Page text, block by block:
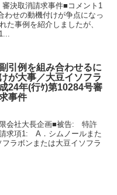
決取消請求事件■コメント1
わせの動機付けが争点になっ
た事例を紹介しましたが、
引例を組み合わせるに
が大事／大豆イソフラ
24年(行ｹ)第10284号審
事件
会社大長企画■被告: 特許
求項1: A．シムノールまた
ラボンまたは大豆イソフラ